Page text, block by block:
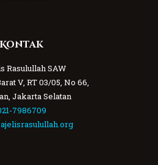
Kontak
Rasulullah SAW
V, RT 03/05, No 66,
Jakarta Selatan
7986709